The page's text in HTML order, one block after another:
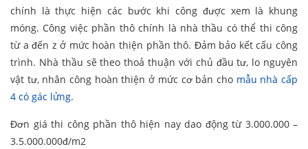
chính là thực hiện các bước khi công được xem là khung
móng. Công việc phần thô chính là nhà thầu có thể thi công
từ a đến z ở mức hoàn thiện phần thô. Đảm bảo kết cấu công
trình. Nhà thầu sẽ theo thoả thuận với chủ đầu tư, lo nguyên
vật tư, nhân công hoàn thiện ở mức cơ bản cho mẫu nhà cấp
4 có gác lửng.
Đơn giá thi công phần thô hiện nay dao động từ 3.000.000 –
3.5.000.000đ/m2